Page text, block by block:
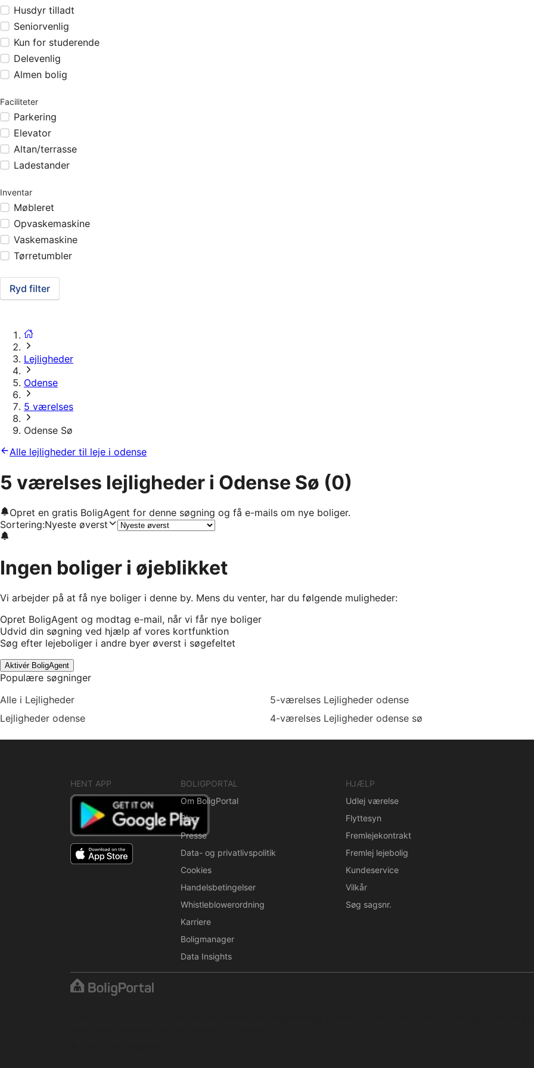
Husdyr tilladt
Seniorvenlig
Kun for studerende
Delevenlig
Almen bolig
Faciliteter
Parkering
Elevator
Altan/terrasse
Ladestander
Inventar
Møbleret
Opvaskemaskine
Vaskemaskine
Tørretumbler
Ryd filter
Lejligheder
Odense
5 værelses
Odense Sø
Alle lejligheder til leje i odense
5 værelses lejligheder i Odense Sø (0)
Opret en gratis BoligAgent for denne søgning og få e-mails om nye boliger.
Sortering:Nyeste øverst
Ingen boliger i øjeblikket
Vi arbejder på at få nye boliger i denne by. Mens du venter, har du følgende muligheder:
Opret BoligAgent og modtag e-mail, når vi får nye boliger
Udvid din søgning ved hjælp af vores kortfunktion
Søg efter lejeboliger i andre byer øverst i søgefeltet
Aktivér BoligAgent
Populære søgninger
Alle i Lejligheder
Lejligheder odense
5-værelses Lejligheder odense
4-værelses Lejligheder odense sø
HENT APP
BOLIGPORTAL
Om BoligPortal
Blog
Presse
Data- og privatlivspolitik
Cookies
Handelsbetingelser
Whistleblowerordning
Karriere
Boligmanager
Data Insights
HJÆLP
Udlej værelse
Flyttesyn
Fremlejekontrakt
Fremlej lejebolig
Kundeservice
Vilkår
Søg sagsnr.